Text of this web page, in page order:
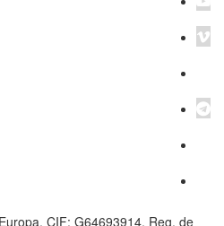
CIF: G64693914. Reg. de